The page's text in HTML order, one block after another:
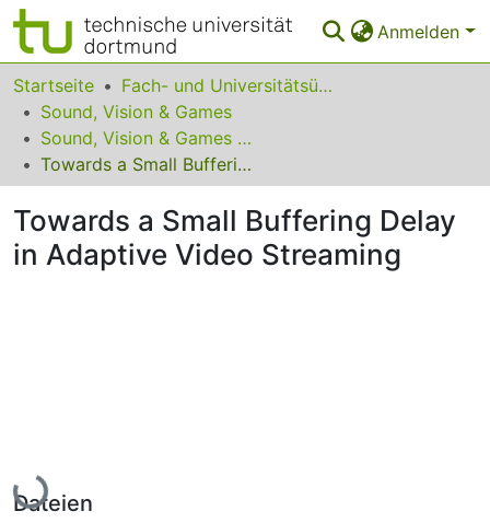
Anmelden
Bereiche & Sammlungen
Das gesamte Repositorium
Statistiken
FAQ
Leitlinien
Startseite
Fach- und Universitätsübergreifendes
Sound, Vision & Games
Sound, Vision & Games 2015
Towards a Small Buffering Delay in Adaptive Video Streaming
Towards a Small Buffering Delay
in Adaptive Video Streaming
Lade...
Dateien